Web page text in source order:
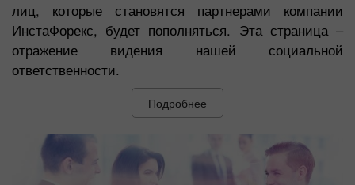
лиц, которые становятся партнерами компании
ИнстаФорекс, будет пополняться. Эта страница –
отражение видения нашей социальной
ответственности.
Подробнее